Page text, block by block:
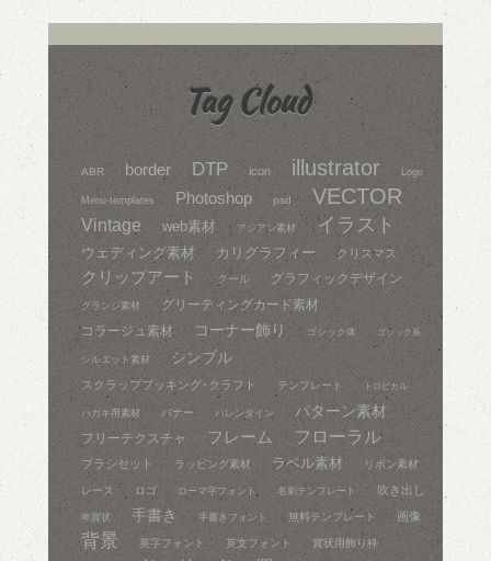
Tag Cloud
ABR border DTP icon illustrator Logo
Menu-templates Photoshop psd VECTOR
Vintage web素材 アジアン素材 イラスト
ウェディング素材 カリグラフィー クリスマス
クリップアート クール グラフィックデザイン
グランジ素材 グリーティングカード素材
コラージュ素材 コーナー飾り ゴシック体 ゴシック系
シルエット素材 シンプル
スクラップブッキング･クラフト テンプレート トロピカル
ハガキ用素材 バナー バレンタイン パターン素材
フリーテクスチャ フレーム フローラル
ブラシセット ラッピング素材 ラベル素材 リボン素材
レース ロゴ ローマ字フォント 名刺テンプレート 吹き出し
年賀状 手書き 手書きフォント 無料テンプレート 画像
背景 英字フォント 英文フォント 賞状用飾り枠